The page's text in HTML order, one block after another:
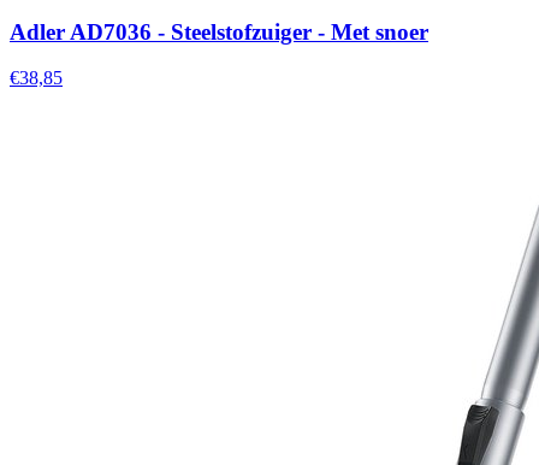
Adler AD7036 - Steelstofzuiger - Met snoer
€38,85